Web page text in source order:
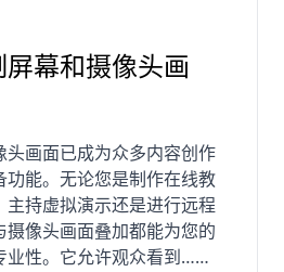
幕和摄像头画
头画面已成为众多内容创作
功能。无论您是制作在线教
持虚拟演示还是进行远程
像头画面叠加都能为您的
业性。它允许观众看到……